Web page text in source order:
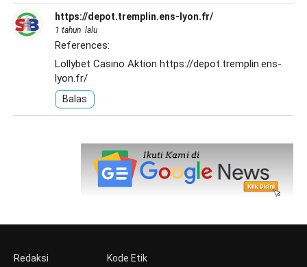
https://depot.tremplin.ens-lyon.fr/
1 tahun lalu
References:
Lollybet Casino Aktion https://depot.tremplin.ens-
lyon.fr/
Balas
Redaksi
Kode Etik